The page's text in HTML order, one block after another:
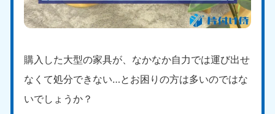
購入した大型の家具が、なかなか自力では運び出せ
なくて処分できない…とお困りの方は多いのではな
いでしょうか？